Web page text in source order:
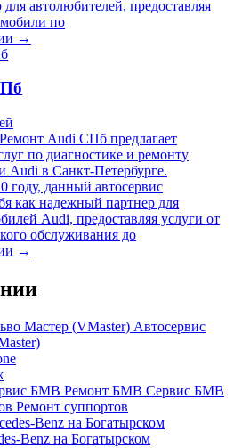
автолюбителей, предоставляя
по
→
Audi СПб предлагает
по диагностике и ремонту
Audi в Санкт-Петербурге.
году, данный автосервис
как надежный партнер для
Audi, предоставляя услуги от
обслуживания до
→
Автосервис
Ремонт БМВ Сервис БМВ
Ремонт суппортов
Benz на Богатырском